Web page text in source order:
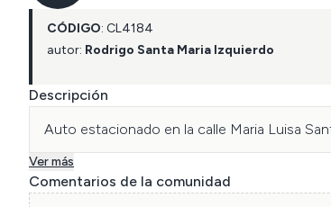
CÓDIGO: CL4184
autor: Rodrigo Santa Maria Izquierdo
Descripción
Auto estacionado en la calle Maria Luisa
Ver más
Comentarios de la comunidad